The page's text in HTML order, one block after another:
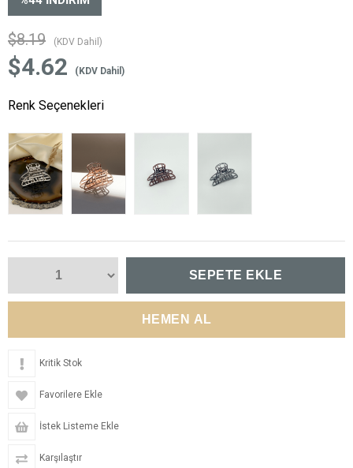
$8.19 (KDV Dahil)
$4.62 (KDV Dahil)
Renk Seçenekleri
Kritik Stok
Favorilere Ekle
İstek Listeme Ekle
Karşılaştır